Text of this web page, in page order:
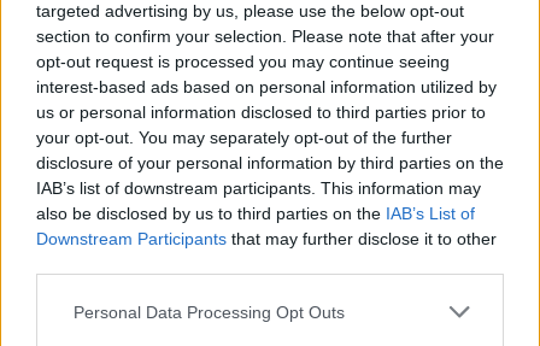
targeted advertising by us, please use the below opt-out
section to confirm your selection. Please note that after your
opt-out request is processed you may continue seeing
interest-based ads based on personal information utilized by
us or personal information disclosed to third parties prior to
your opt-out. You may separately opt-out of the further
disclosure of your personal information by third parties on the
IAB’s list of downstream participants. This information may
also be disclosed by us to third parties on the IAB’s List of
Downstream Participants that may further disclose it to other
Please note that this website/app uses one or more Google
Personal Data Processing Opt Outs
Szólj hozzá!